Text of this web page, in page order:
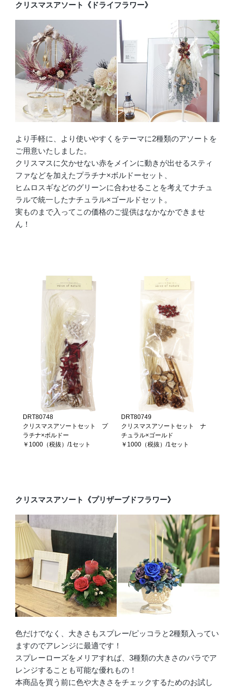
クリスマスアソート《ドライフラワー》
より手軽に、より使いやすくをテーマに2種類のアソートを
ご用意いたしました。
クリスマスに欠かせない赤をメインに動きが出せるスティ
ファなどを加えたプラチナ×ボルドーセット、
ヒムロスギなどのグリーンに合わせることを考えてナチュ
ラルで統一したナチュラル×ゴールドセット。
実ものまで入ってこの価格のご提供はなかなかできませ
ん！
DRT80748
クリスマスアソートセット プ
ラチナ×ボルドー
￥1000（税抜）/1セット
DRT80749
クリスマスアソートセット ナ
チュラル×ゴールド
￥1000（税抜）/1セット
クリスマスアソート《プリザーブドフラワー》
色だけでなく、大きさもスプレー/ピッコラと2種類入ってい
ますのでアレンジに最適です！
スプレーローズをメリアすれば、3種類の大きさのバラでア
レンジすることも可能な優れもの！
本商品を買う前に色や大きさをチェックするためのお試し